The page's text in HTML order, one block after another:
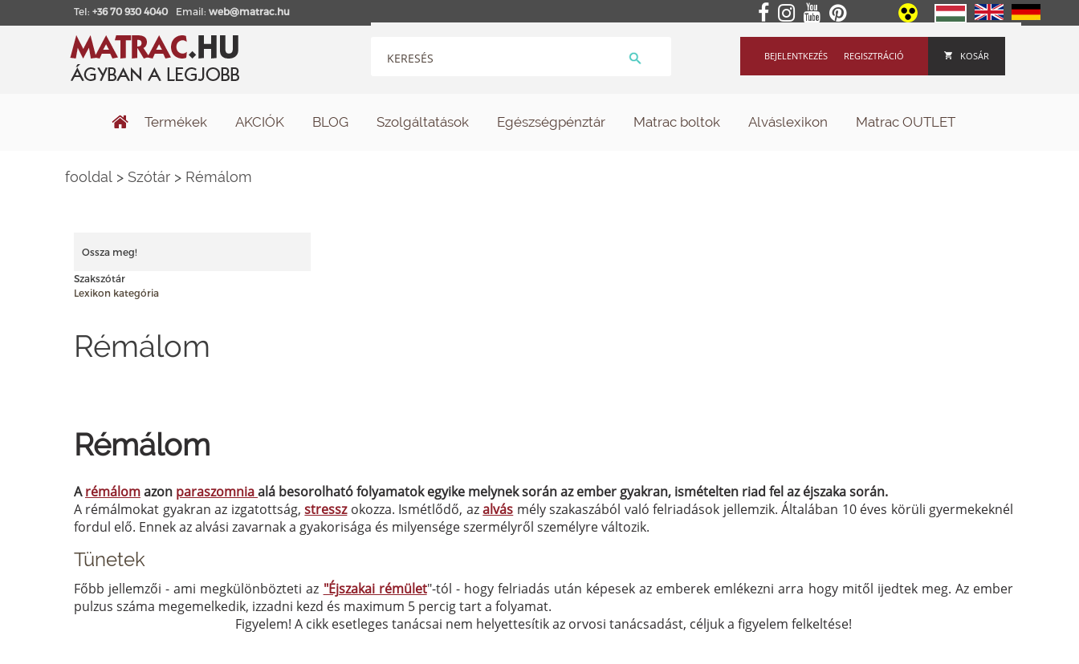
Tel: +36 70 930 4040 Email: web@matrac.hu
KOSÁR
REGISZTRÁCIÓ
BEJELENTKEZÉS
Termékek AKCIÓK BLOG Szolgáltatások Egészségpénztár Matrac boltok Alváslexikon Matrac OUTLET
fooldal > Szótár > Rémálom
Ossza meg!
Szakszótár
Lexikon kategória
Rémálom
Rémálom
Arémálomazon paraszomniaalá besorolható folyamatok egyike melynek során az ember gyakran, ismételten riad fel az éjszaka során.
A rémálmokat gyakran az izgatottság,stresszokozza. Ismétlődő, azalvás mély szakaszából való felriadások jellemzik. Általában 10 éves körüli gyermekeknél
fordul elő. Ennek az alvási zavarnak a gyakorisága és milyensége szermélyről személyre változik.
Tünetek
Főbb jellemzői - ami megkülönbözteti az "Éjszakai rémület"-tól - hogy felriadás után képesek az emberek emlékezni arra hogy mitől ijedtek meg. Az ember
pulzus száma megemelkedik, izzadni kezd és maximum 5 percig tart a folyamat.
Figyelem! A cikk esetleges tanácsai nem helyettesítik az orvosi tanácsadást, céljuk a figyelem felkeltése!